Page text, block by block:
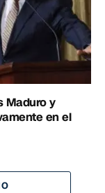
Maduro y
en el